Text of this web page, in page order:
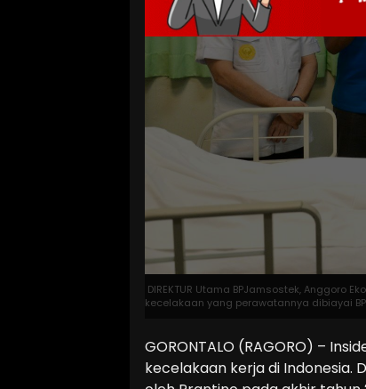
DIREKTUR Utama BPJamsostek, Anggoro
kecelakaan yang perawatannya dibiayai
GORONTALO (RAGORO) –
kecelakaan kerja di Indonesia.